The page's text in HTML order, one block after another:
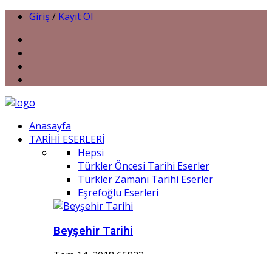
Giriş / Kayıt Ol
Anasayfa
TARİHİ ESERLERİ
Hepsi
Türkler Öncesi Tarihi Eserler
Türkler Zamanı Tarihi Eserler
Eşrefoğlu Eserleri
Beyşehir Tarihi